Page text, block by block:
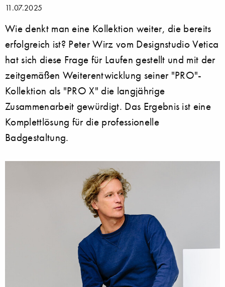
11.07.2025
Wie denkt man eine Kollektion weiter, die bereits
erfolgreich ist? Peter Wirz vom Designstudio Vetica
hat sich diese Frage für Laufen gestellt und mit der
zeitgemäßen Weiterentwicklung seiner "PRO"-
Kollektion als "PRO X" die langjährige
Zusammenarbeit gewürdigt. Das Ergebnis ist eine
Komplettlösung für die professionelle
Badgestaltung.